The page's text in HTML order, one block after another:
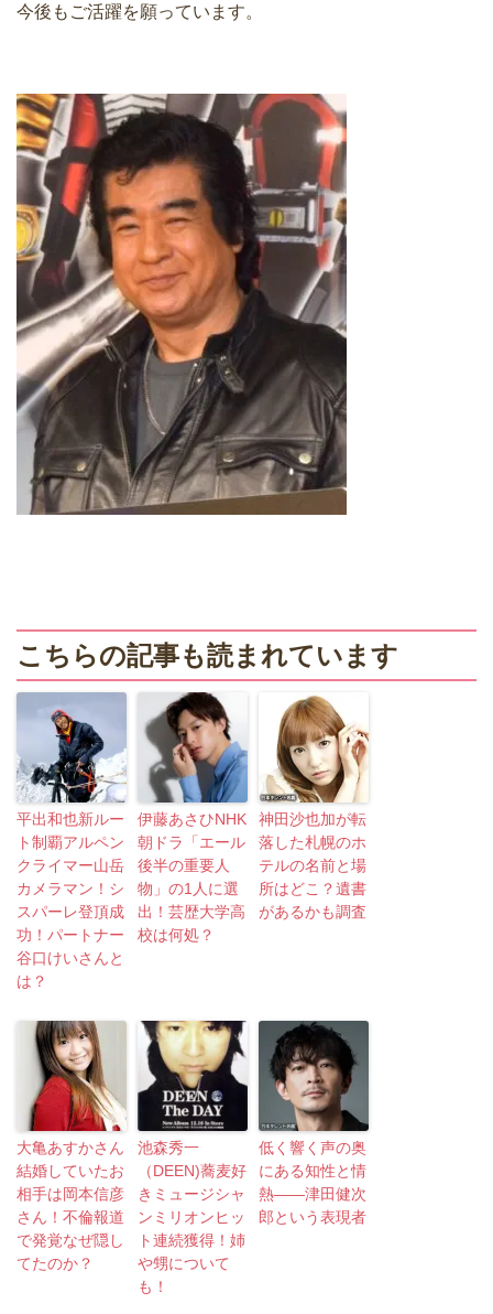
今後もご活躍を願っています。
こちらの記事も読まれています
平出和也新ルー
ト制覇アルペン
クライマー山岳
カメラマン！シ
スパーレ登頂成
功！パートナー
谷口けいさんと
は？
伊藤あさひNHK
朝ドラ「エール
後半の重要人
物」の1人に選
出！芸歴大学高
校は何処？
神田沙也加が転
落した札幌のホ
テルの名前と場
所はどこ？遺書
があるかも調査
大亀あすかさん
結婚していたお
相手は岡本信彦
さん！不倫報道
で発覚なぜ隠し
てたのか？
池森秀一
（DEEN)蕎麦好
きミュージシャ
ンミリオンヒッ
ト連続獲得！姉
や甥について
も！
低く響く声の奥
にある知性と情
熱――津田健次
郎という表現者